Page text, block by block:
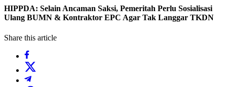
HIPPDA: Selain Ancaman Saksi, Pemeritah Perlu Sosialisasi
Ulang BUMN & Kontraktor EPC Agar Tak Langgar TKDN
Share this article